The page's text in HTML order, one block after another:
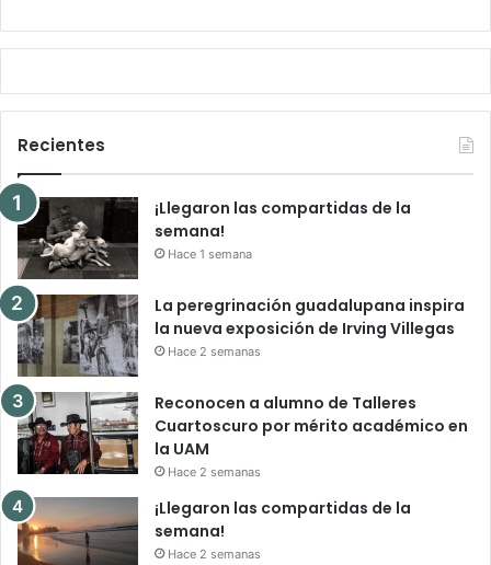
Recientes
¡Llegaron las compartidas de la
semana!
Hace 1 semana
La peregrinación guadalupana inspira
la nueva exposición de Irving Villegas
Hace 2 semanas
Reconocen a alumno de Talleres
Cuartoscuro por mérito académico en
la UAM
Hace 2 semanas
¡Llegaron las compartidas de la
semana!
Hace 2 semanas